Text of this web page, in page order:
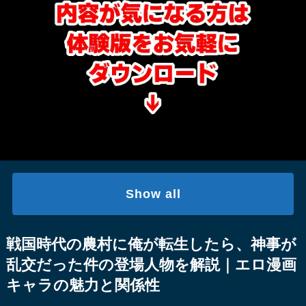
Show all
戦国時代の農村に俺が転生したら、神事が
乱交だった件の登場人物を解説｜エロ漫画
キャラの魅力と関係性